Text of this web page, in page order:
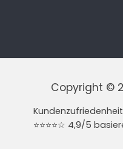
Copyright ©
⭐⭐⭐⭐☆ 4,9/5